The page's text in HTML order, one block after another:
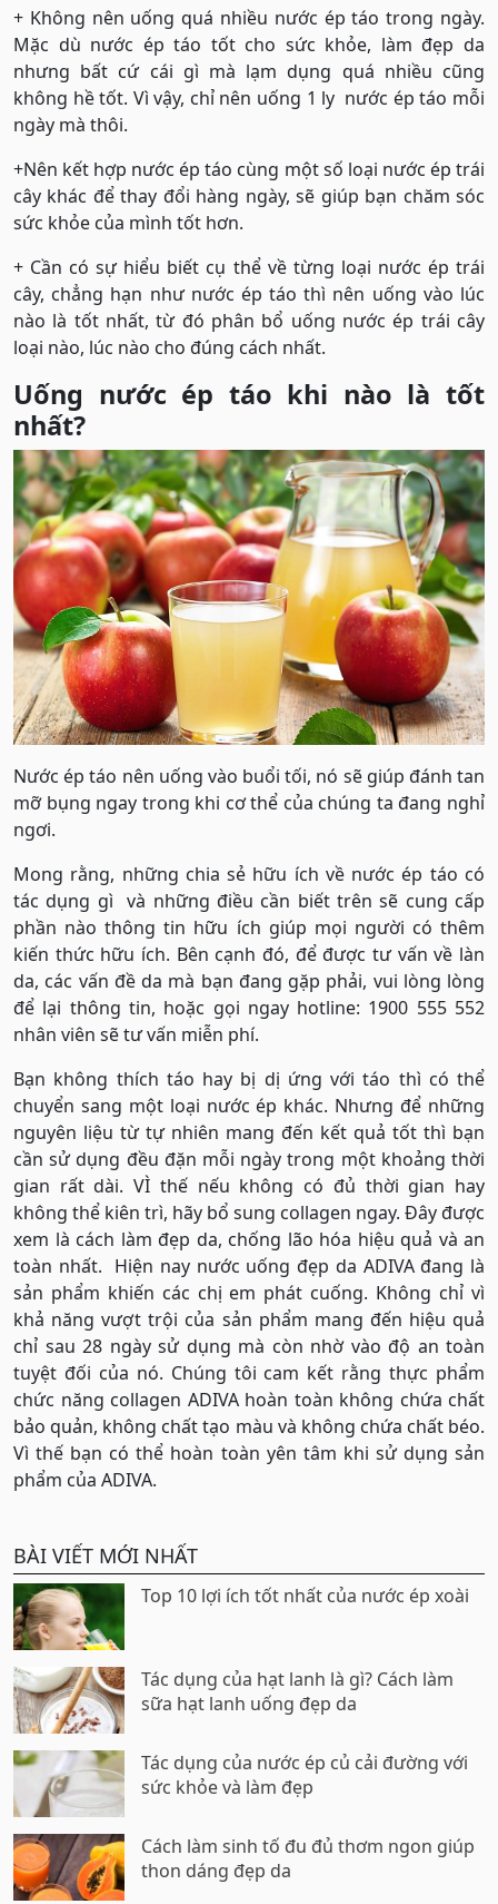
+ Không nên uống quá nhiều nước ép táo trong ngày.
Mặc dù nước ép táo tốt cho sức khỏe, làm đẹp da
nhưng bất cứ cái gì mà lạm dụng quá nhiều cũng
không hề tốt. Vì vậy, chỉ nên uống 1 ly nước ép táo mỗi
ngày mà thôi.
+Nên kết hợp nước ép táo cùng một số loại nước ép trái
cây khác để thay đổi hàng ngày, sẽ giúp bạn chăm sóc
sức khỏe của mình tốt hơn.
+ Cần có sự hiểu biết cụ thể về từng loại nước ép trái
cây, chẳng hạn như nước ép táo thì nên uống vào lúc
nào là tốt nhất, từ đó phân bổ uống nước ép trái cây
loại nào, lúc nào cho đúng cách nhất.
Uống nước ép táo khi nào là tốt
nhất?
Nước ép táo nên uống vào buổi tối, nó sẽ giúp đánh tan
mỡ bụng ngay trong khi cơ thể của chúng ta đang nghỉ
ngơi.
Mong rằng, những chia sẻ hữu ích về nước ép táo có
tác dụng gì và những điều cần biết trên sẽ cung cấp
phần nào thông tin hữu ích giúp mọi người có thêm
kiến thức hữu ích. Bên cạnh đó, để được tư vấn về làn
da, các vấn đề da mà bạn đang gặp phải, vui lòng lòng
để lại thông tin, hoặc gọi ngay hotline: 1900 555 552
nhân viên sẽ tư vấn miễn phí.
Bạn không thích táo hay bị dị ứng với táo thì có thể
chuyển sang một loại nước ép khác. Nhưng để những
nguyên liệu từ tự nhiên mang đến kết quả tốt thì bạn
cần sử dụng đều đặn mỗi ngày trong một khoảng thời
gian rất dài. VÌ thế nếu không có đủ thời gian hay
không thể kiên trì, hãy bổ sung collagen ngay. Đây được
xem là cách làm đẹp da, chống lão hóa hiệu quả và an
toàn nhất. Hiện nay nước uống đẹp da ADIVA đang là
sản phẩm khiến các chị em phát cuống. Không chỉ vì
khả năng vượt trội của sản phẩm mang đến hiệu quả
chỉ sau 28 ngày sử dụng mà còn nhờ vào độ an toàn
tuyệt đối của nó. Chúng tôi cam kết rằng thực phẩm
chức năng collagen ADIVA hoàn toàn không chứa chất
bảo quản, không chất tạo màu và không chứa chất béo.
Vì thế bạn có thể hoàn toàn yên tâm khi sử dụng sản
phẩm của ADIVA.
BÀI VIẾT MỚI NHẤT
Top 10 lợi ích tốt nhất của nước ép xoài
Tác dụng của hạt lanh là gì? Cách làm
sữa hạt lanh uống đẹp da
Tác dụng của nước ép củ cải đường với
sức khỏe và làm đẹp
Cách làm sinh tố đu đủ thơm ngon giúp
thon dáng đẹp da